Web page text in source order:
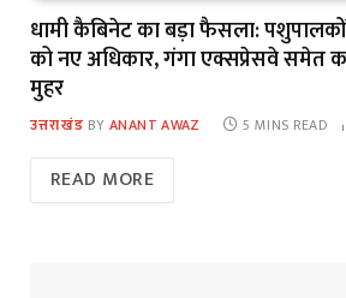
धामी कैबिनेट का बड़ा फैसला: पशुपालकों
को नए अधिकार, गंगा एक्सप्रेसवे समेत
मुहर
उत्तराखंड BY ANANT AWAZ 5 MINS READ
READ MORE